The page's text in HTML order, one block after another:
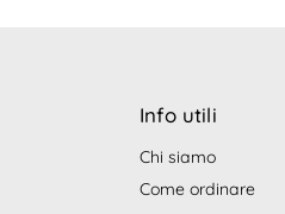
Info utili
Chi siamo
Come ordinare